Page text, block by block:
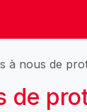
à nous de
de